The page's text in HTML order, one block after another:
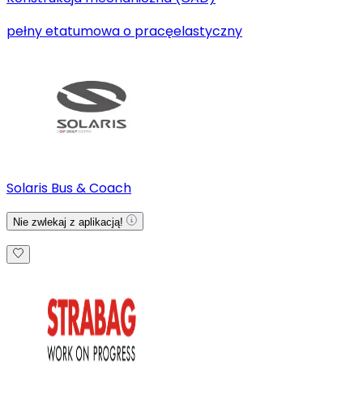
pełny etatumowa o pracęelastyczny
Solaris Bus & Coach
Nie zwlekaj z aplikacją!